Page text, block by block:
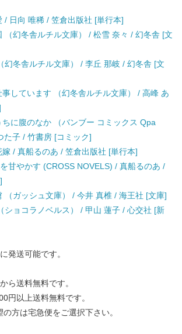
/ 日向 唯稀 / 笠倉出版社 [単行本]
（幻冬舎ルチル文庫） / 松雪 奈々 / 幻冬舎 [文
幻冬舎ルチル文庫） / 李丘 那岐 / 幻冬舎 [文
しています （幻冬舎ルチル文庫） / 高峰 あ
に腹のなか （バンブー コミックス Qpa
た子 / 竹書房 [コミック]
/ 真船るのあ / 笠倉出版社 [単行本]
甘やかす (CROSS NOVELS) / 真船るのあ /
（ガッシュ文庫） / 今井 真椎 / 海王社 [文庫]
ショコラノベルス） / 甲山 蓮子 / 心交社 [新
発送可能です。
ら送料無料です。
円以上送料無料です。
方は宅急便をご選択下さい。